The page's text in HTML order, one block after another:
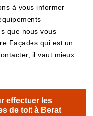
à vous informer
que nous vous
Façades qui est un
il vaut mieux
effectuer les
de toit à Berat